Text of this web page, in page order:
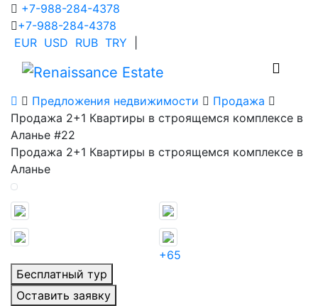
+7-988-284-4378
+7-988-284-4378
EUR USD RUB TRY
Предложения недвижимости
Продажа
Продажа 2+1 Квартиры в строящемся комплексе в
Аланье #22
Продажа 2+1 Квартиры в строящемся комплексе в
Аланье
+65
Бесплатный тур
Оставить заявку